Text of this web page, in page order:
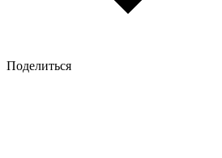
Поделиться